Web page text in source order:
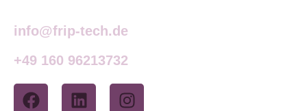
info@frip-tech.de
+49 160 96213732